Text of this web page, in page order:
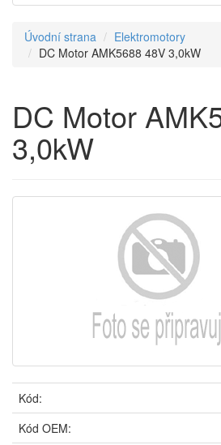
Úvodní strana
Elektromotory
DC Motor AMK5688 48V 3,0kW
DC Motor
3,0kW
Kód:
Kód OEM: